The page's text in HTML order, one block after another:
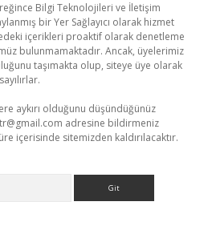
Bilgi Teknolojileri ve İletişim
bir Yer Sağlayıcı olarak hizmet
içerikleri proaktif olarak denetleme
bulunmamaktadır. Ancak, üyelerimiz
taşımakta olup, siteye üye olarak
aykırı olduğunu düşündüğünüz
adresine bildirmeniz
içerisinde sitemizden kaldırılacaktır.